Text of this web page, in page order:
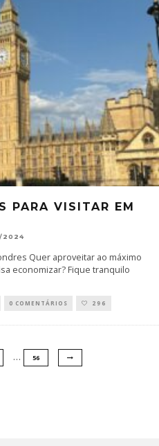
PARA VISITAR EM
2024
Quer aproveitar ao máximo
economizar? Fique tranquilo
0 COMENTÁRIOS 296
… 56